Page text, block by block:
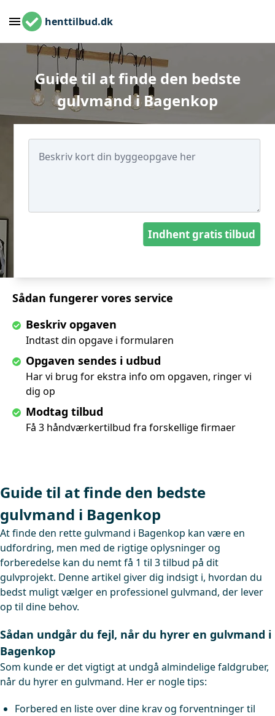
henttilbud.dk
Guide til at finde den bedste
gulvmand i Bagenkop
Sådan fungerer vores service
Beskriv opgaven
Indtast din opgave i formularen
Opgaven sendes i udbud
Har vi brug for ekstra info om opgaven, ringer vi
dig op
Modtag tilbud
Få 3 håndværkertilbud fra forskellige firmaer
Indhent gratis tilbud
Guide til at finde den bedste
gulvmand i Bagenkop
At finde den rette gulvmand i Bagenkop kan være en
udfordring, men med de rigtige oplysninger og
forberedelse kan du nemt få 1 til 3 tilbud på dit
gulvprojekt. Denne artikel giver dig indsigt i, hvordan du
bedst muligt vælger en professionel gulvmand, der lever
op til dine behov.
Sådan undgår du fejl, når du hyrer en gulvmand i
Bagenkop
Som kunde er det vigtigt at undgå almindelige faldgruber,
når du hyrer en gulvmand. Her er nogle tips:
Forbered en liste over dine krav og forventninger til